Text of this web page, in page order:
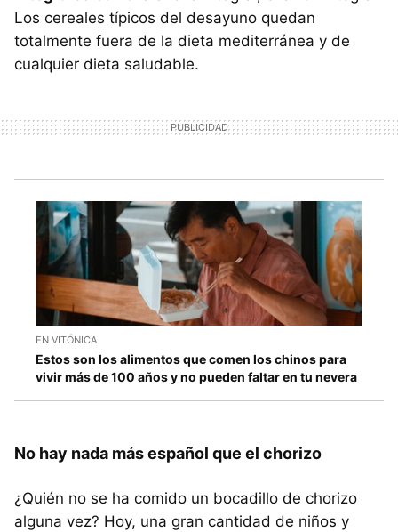
Los cereales típicos del desayuno quedan
totalmente fuera de la dieta mediterránea y de
cualquier dieta saludable.
EN VITÓNICA
Estos son los alimentos que comen los chinos para
vivir más de 100 años y no pueden faltar en tu nevera
No hay nada más español que el chorizo
¿Quién no se ha comido un bocadillo de chorizo
alguna vez? Hoy, una gran cantidad de niños y